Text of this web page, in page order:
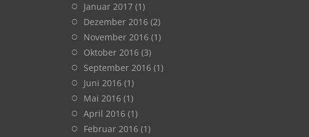
Januar 2017 (1)
Dezember 2016 (2)
November 2016 (1)
Oktober 2016 (3)
September 2016 (1)
Juni 2016 (1)
Mai 2016 (1)
April 2016 (1)
Februar 2016 (1)